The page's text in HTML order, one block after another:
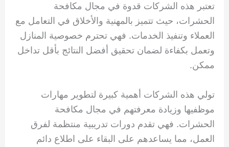
تعتبر هذه الشركات قدوة في مجال مكافحة
الحشرات، حيث تتميز بالمهنية والأخلاق في التعامل مع
العملاء وتنفيذ الخدمات. فهي تحترم خصوصية المنازل
وتعمل بكفاءة لضمان تحقيق أفضل النتائج بأقل تداخل
ممكن.
تولي هذه الشركات أهمية كبيرة لتطوير مهارات
موظفيها وزيادة معرفتهم في مجال مكافحة
الحشرات. فهي تقدم دورات تدريبية منتظمة لفرق
العمل، مما يساعدهم على البقاء على اطلاع دائم